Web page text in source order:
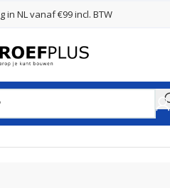
in NL vanaf €99 incl. BTW
en poortschuifjes